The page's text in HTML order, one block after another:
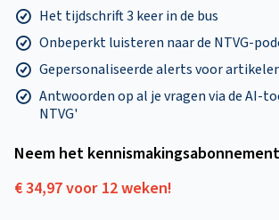
Het tijdschrift 3 keer in de bus
Onbeperkt luisteren naar de NTVG-
Gepersonaliseerde alerts voor
Antwoorden op al je vragen via de AI-
NTVG'
Neem het kennismakings­abonnement
€ 34,97 voor 12 weken!